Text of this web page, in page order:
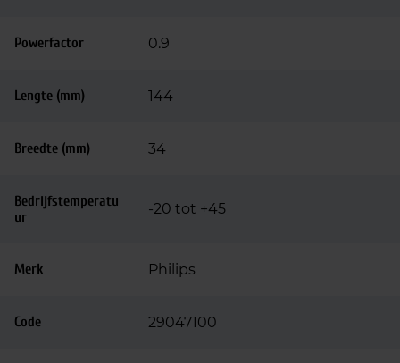
Powerfactor 0.9
Lengte (mm) 144
Breedte (mm) 34
Bedrijfstemperatu
ur
-20 tot +45
Merk Philips
Code 29047100